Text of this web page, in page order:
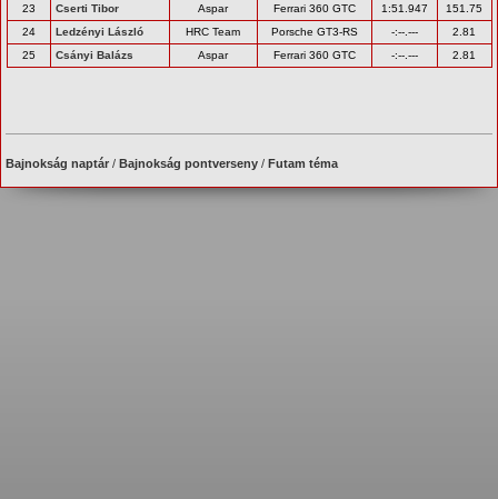
23
Cserti Tibor Aspar Ferrari 360 GTC 1:51.947
151.75
24
Ledzényi László HRC Team Porsche GT3-RS -:--.---
2.81
25
Csányi Balázs Aspar Ferrari 360 GTC -:--.--- 2.81
Bajnokság naptár /Bajnokság pontverseny /Futam téma